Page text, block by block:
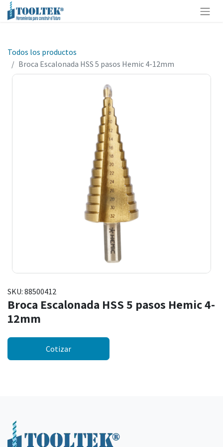
Todos los productos
Broca Escalonada HSS 5 pasos Hemic 4-12mm
SKU: 88500412
Broca Escalonada HSS 5 pasos Hemic 4-
12mm
Cotizar